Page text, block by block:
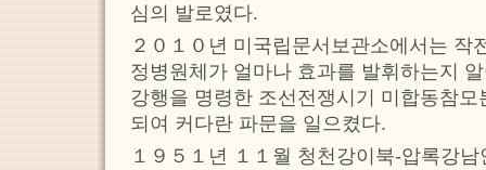
심의 발로였다.
２０１０년 미국립문서보관소에서는 작
정병원체가 얼마나 효과를 발휘하는지
강행을 명령한 조선전쟁시기 미합동참
되여 커다란 파문을 일으켰다.
１９５１년 １１월 청천강이북-압록강